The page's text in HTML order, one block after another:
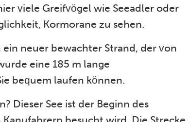
viele Greifvögel wie Seeadler oder
Kormorane zu sehen.
ein neuer bewachter Strand, der von
eine 185 m lange
bequem laufen können.
Dieser See ist der Beginn des